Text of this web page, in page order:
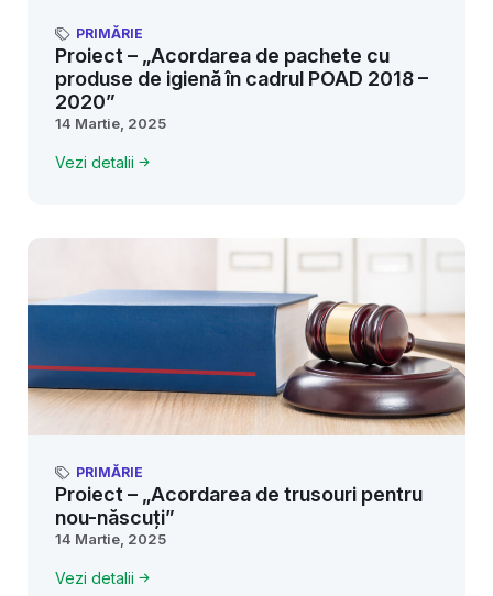
PRIMĂRIE
Proiect – „Acordarea de pachete cu
produse de igienă în cadrul POAD 2018 –
2020”
14 Martie, 2025
Vezi detalii
PRIMĂRIE
Proiect – „Acordarea de trusouri pentru
nou-născuți”
14 Martie, 2025
Vezi detalii